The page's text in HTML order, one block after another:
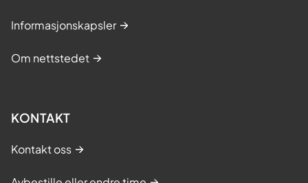
Informasjonskapsler
Om nettstedet
KONTAKT
Kontakt oss